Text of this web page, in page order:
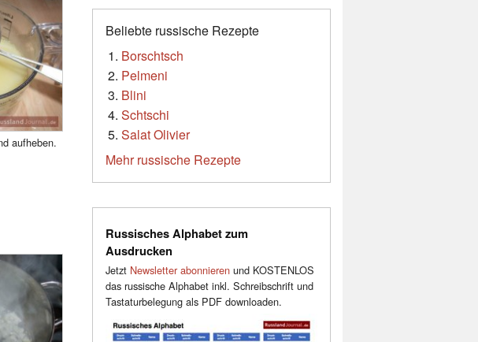
aufheben.
Beliebte russische Rezepte
Borschtsch
Pelmeni
Blini
Schtschi
Salat Olivier
Mehr russische Rezepte
Russisches Alphabet zum
Ausdrucken
Jetzt Newsletter abonnierenund KOSTENLOS
das russische Alphabet inkl. Schreibschrift und
Tastaturbelegung als PDF downloaden.